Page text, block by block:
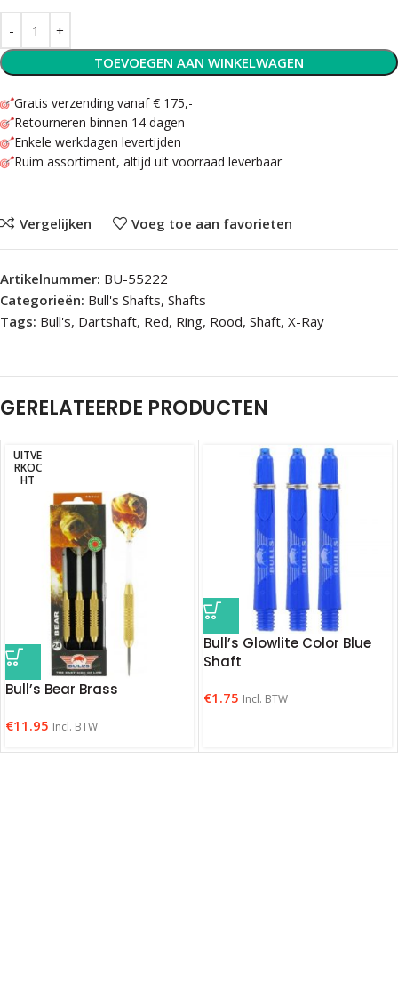
TOEVOEGEN AAN WINKELWAGEN
Gratis verzending vanaf € 175,-
Retourneren binnen 14 dagen
Enkele werkdagen levertijden
Ruim assortiment, altijd uit voorraad leverbaar
Vergelijken Voeg toe aan favorieten
Artikelnummer: BU-55222
Categorieën: Bull's Shafts, Shafts
Tags: Bull's, Dartshaft, Red, Ring, Rood, Shaft, X-Ray
GERELATEERDE PRODUCTEN
UITVE
RKOC
HT
Bull’s Bear Brass
€11.95 Incl. BTW
Bull’s Glowlite Color Blue
Shaft
€1.75 Incl. BTW